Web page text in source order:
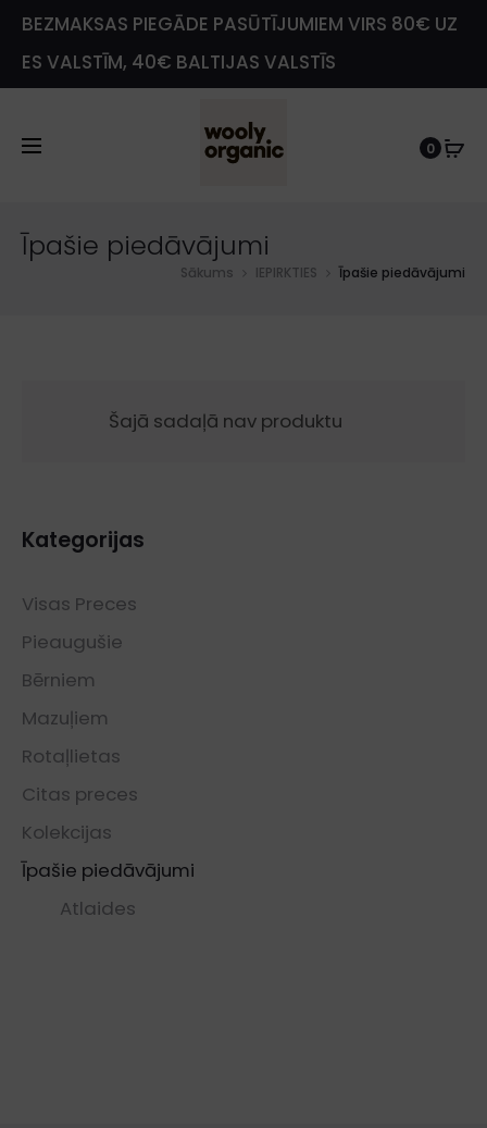
BEZMAKSAS PIEGĀDE PASŪTĪJUMIEM VIRS 80€ UZ
ES VALSTĪM, 40€ BALTIJAS VALSTĪS
0
Īpašie piedāvājumi
Sākums IEPIRKTIES Īpašie piedāvājumi
Šajā sadaļā nav produktu
Kategorijas
Visas Preces
Pieaugušie
Bērniem
Mazuļiem
Rotaļlietas
Citas preces
Kolekcijas
Īpašie piedāvājumi
Atlaides